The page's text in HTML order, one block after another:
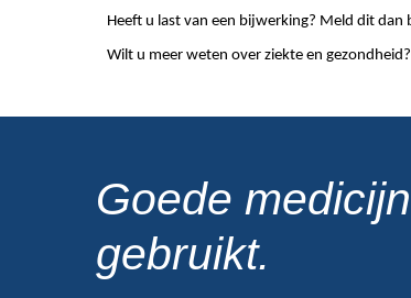
Heeft u last van een bijwerking? Meld dit
Wilt u meer weten over ziekte en
Goede
gebruikt.